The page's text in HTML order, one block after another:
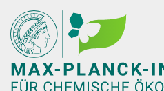
Hauptinhalt